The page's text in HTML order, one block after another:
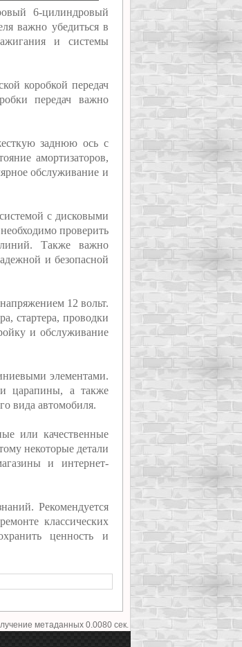
6-цилиндровый
важно убедиться в
и системы
коробкой передач
передач важно
заднюю ось с
амортизаторов,
обслуживание и
с дисковыми
проверить
линий. Также важно
и безопасной
12 вольт.
стартера, проводки
и обслуживание
элементами.
царапины, а также
вида автомобиля.
или качественные
некоторые детали
и интернет-
Рекомендуется
классических
ценность и
метаданных 0.0080 сек.